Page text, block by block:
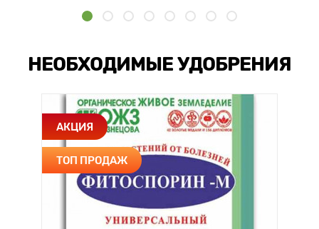
НЕОБХОДИМЫЕ УДОБРЕНИЯ
АКЦИЯ
ТОП ПРОДАЖ